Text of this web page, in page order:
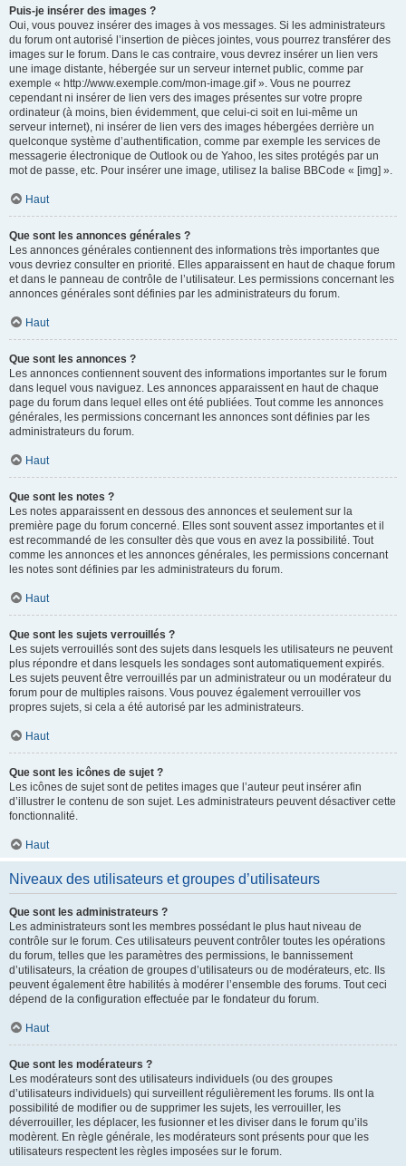
Puis-je insérer des images ?
Oui, vous pouvez insérer des images à vos messages. Si les administrateurs
du forum ont autorisé l’insertion de pièces jointes, vous pourrez transférer des
images sur le forum. Dans le cas contraire, vous devrez insérer un lien vers
une image distante, hébergée sur un serveur internet public, comme par
exemple « http://www.exemple.com/mon-image.gif ». Vous ne pourrez
cependant ni insérer de lien vers des images présentes sur votre propre
ordinateur (à moins, bien évidemment, que celui-ci soit en lui-même un
serveur internet), ni insérer de lien vers des images hébergées derrière un
quelconque système d’authentification, comme par exemple les services de
messagerie électronique de Outlook ou de Yahoo, les sites protégés par un
mot de passe, etc. Pour insérer une image, utilisez la balise BBCode « [img] ».
Haut
Que sont les annonces générales ?
Les annonces générales contiennent des informations très importantes que
vous devriez consulter en priorité. Elles apparaissent en haut de chaque forum
et dans le panneau de contrôle de l’utilisateur. Les permissions concernant les
annonces générales sont définies par les administrateurs du forum.
Haut
Que sont les annonces ?
Les annonces contiennent souvent des informations importantes sur le forum
dans lequel vous naviguez. Les annonces apparaissent en haut de chaque
page du forum dans lequel elles ont été publiées. Tout comme les annonces
générales, les permissions concernant les annonces sont définies par les
administrateurs du forum.
Haut
Que sont les notes ?
Les notes apparaissent en dessous des annonces et seulement sur la
première page du forum concerné. Elles sont souvent assez importantes et il
est recommandé de les consulter dès que vous en avez la possibilité. Tout
comme les annonces et les annonces générales, les permissions concernant
les notes sont définies par les administrateurs du forum.
Haut
Que sont les sujets verrouillés ?
Les sujets verrouillés sont des sujets dans lesquels les utilisateurs ne peuvent
plus répondre et dans lesquels les sondages sont automatiquement expirés.
Les sujets peuvent être verrouillés par un administrateur ou un modérateur du
forum pour de multiples raisons. Vous pouvez également verrouiller vos
propres sujets, si cela a été autorisé par les administrateurs.
Haut
Que sont les icônes de sujet ?
Les icônes de sujet sont de petites images que l’auteur peut insérer afin
d’illustrer le contenu de son sujet. Les administrateurs peuvent désactiver cette
fonctionnalité.
Haut
Niveaux des utilisateurs et groupes d’utilisateurs
Que sont les administrateurs ?
Les administrateurs sont les membres possédant le plus haut niveau de
contrôle sur le forum. Ces utilisateurs peuvent contrôler toutes les opérations
du forum, telles que les paramètres des permissions, le bannissement
d’utilisateurs, la création de groupes d’utilisateurs ou de modérateurs, etc. Ils
peuvent également être habilités à modérer l’ensemble des forums. Tout ceci
dépend de la configuration effectuée par le fondateur du forum.
Haut
Que sont les modérateurs ?
Les modérateurs sont des utilisateurs individuels (ou des groupes
d’utilisateurs individuels) qui surveillent régulièrement les forums. Ils ont la
possibilité de modifier ou de supprimer les sujets, les verrouiller, les
déverrouiller, les déplacer, les fusionner et les diviser dans le forum qu’ils
modèrent. En règle générale, les modérateurs sont présents pour que les
utilisateurs respectent les règles imposées sur le forum.